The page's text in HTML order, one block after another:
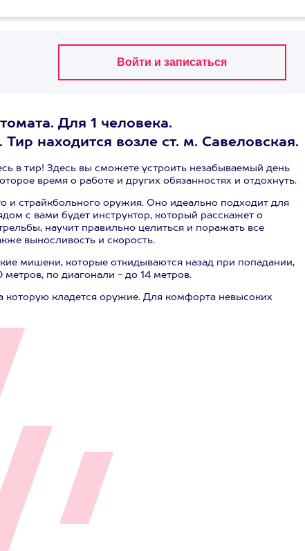
Для 1 человека.
находится возле ст. м. Савеловская.
в тир! Здесь вы сможете устроить незабываемый день
время о работе и других обязанностях и отдохнуть.
и страйкбольного оружия. Оно идеально подходит для
с вами будет инструктор, который расскажет о
научит правильно целиться и поражать все
выносливость и скорость.
мишени, которые откидываются назад при попадании,
по диагонали - до 14 метров.
которую кладется оружие. Для комфорта невысоких